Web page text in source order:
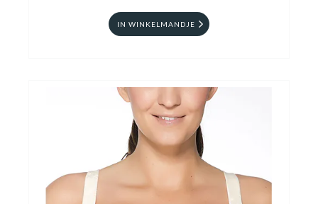
IN WINKELMANDJE